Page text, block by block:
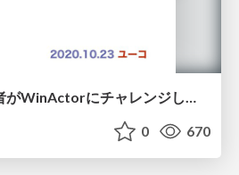
201023 RPA超初心者がWinActorにチャレンジしてみた ユーコさん
0 670